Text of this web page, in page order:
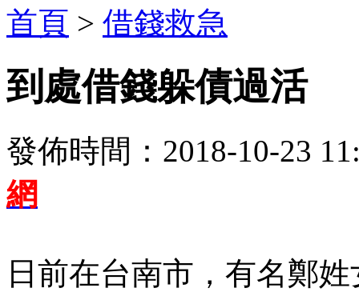
首頁 > 借錢救急
到處借錢躲債過活
發佈時間：2018-10-23
網
日前在台南市，有名鄭